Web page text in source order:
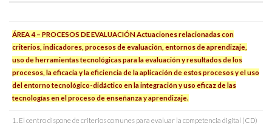
ÁREA 4 – PROCESOS DE EVALUACIÓN Actuaciones relacionadas con
criterios, indicadores, procesos de evaluación, entornos de aprendizaje,
uso de herramientas tecnológicas para la evaluación y resultados de los
procesos, la eficacia y la eficiencia de la aplicación de estos procesos y el uso
del entorno tecnológico-didáctico en la integración y uso eficaz de las
tecnologías en el proceso de enseñanza y aprendizaje.
1. El centro dispone de criterios comunes para evaluar la competencia digital (CD)